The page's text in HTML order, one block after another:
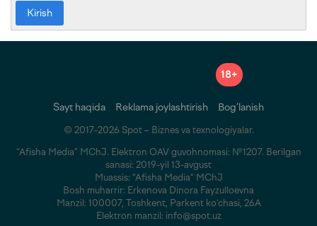
Kirish
18+
Sayt haqida Reklama joylashtirish Bog‘lanish
© 2017-2026 Spot – Biznes va texnologiyalar.
“Afisha Media” MChJ. Elektron OAV guvohnomasi: №1207. Berilgan
sanasi: 2019-yil 13-avgust
Muassis: “Afisha Media” MChJ
Bosh muharrir: Erkenova Dinora Fayzulloevna
Manzil: 100007, Toshkent, Parkent ko‘chasi, 26A
Elektron manzil: info@spot.uz